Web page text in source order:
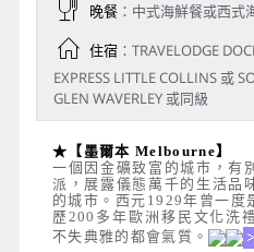
晚餐：中式海鮮餐或西式
住宿：TRAVELODGE
EXPRESS LITTLE COLLINS 或
GLEN WAVERLEY 或同級
★【墨爾本 Melbourne】
一個因金礦致富的城市，有
派，展露儀態萬千的生活品
的城市。西元1929年曾一度
歷200多年歐洲移民文化洗
不失典雅的都會氣質。